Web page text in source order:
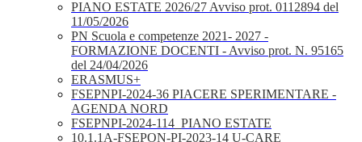
PIANO ESTATE 2026/27 Avviso prot. 0112894 del
11/05/2026
PN Scuola e competenze 2021- 2027 -
FORMAZIONE DOCENTI - Avviso prot. N. 95165
del 24/04/2026
ERASMUS+
FSEPNPI-2024-36 PIACERE SPERIMENTARE -
AGENDA NORD
FSEPNPI-2024-114_PIANO ESTATE
10.1.1A-FSEPON-PI-2023-14 U-CARE